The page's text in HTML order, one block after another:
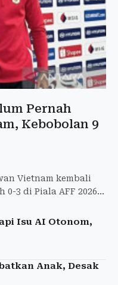
Pernah
Kebobolan 9
Vietnam kembali
3 di Piala AFF 2026.
Isu AI Otonom,
Anak, Desak